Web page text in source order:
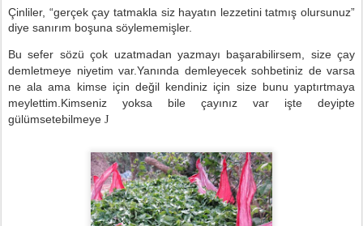
Çinliler, “gerçek çay tatmakla siz hayatın lezzetini tatmış olursunuz”
diye sanırım boşuna söylememişler.
Bu sefer sözü çok uzatmadan yazmayı başarabilirsem, size çay
demletmeye niyetim var.Yanında demleyecek sohbetiniz de varsa
ne ala ama kimse için değil kendiniz için size bunu yaptırtmaya
meylettim.Kimseniz yoksa bile çayınız var işte deyipte
gülümsetebilmeye J